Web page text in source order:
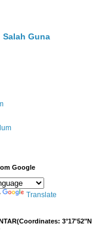
Guna
Google
Translate
3°17'52"N